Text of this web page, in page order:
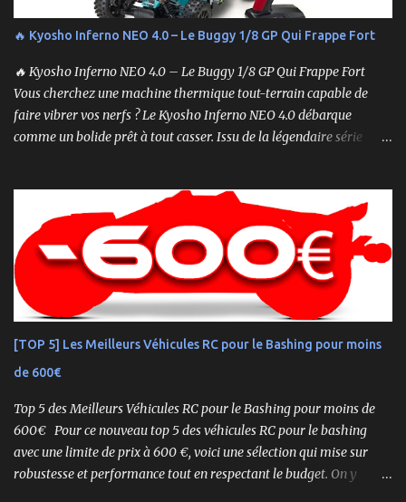
🔥 Kyosho Inferno NEO 4.0 – Le Buggy 1/8 GP Qui Frappe Fort
🔥 Kyosho Inferno NEO 4.0 – Le Buggy 1/8 GP Qui Frappe Fort
Vous cherchez une machine thermique tout-terrain capable de
faire vibrer vos nerfs ? Le Kyosho Inferno NEO 4.0 débarque
comme un bolide prêt à tout casser. Issu de la légendaire série
de boîte. 🏆 Héritage de Compétition, Prêt pour l’Aventure Basé sur
une plateforme au palmarès impressionnant — dont plusieurs
titres de champion du monde — le NEO 4.0 est conçu pour la
performance pure. Que vous soyez débutant ou mordu confirmé ,
ce buggy offre une prise en main rapide , une construction robuste
et une conduite précise , aussi bien sur piste que sur terrain
assemblé Moteur thermique KE21SP avec lanceur manuel
Électronique installée Carrosserie peinte et décorée Radio à volant
[TOP 5] Les Meilleurs Véhicules RC pour le Bashing pour moins
de 600€
Top 5 des Meilleurs Véhicules RC pour le Bashing pour moins de
600€ Pour ce nouveau top 5 des véhicules RC pour le bashing
avec une limite de prix à 600 €, voici une sélection qui mise sur
robustesse et performance tout en respectant le budget. On y